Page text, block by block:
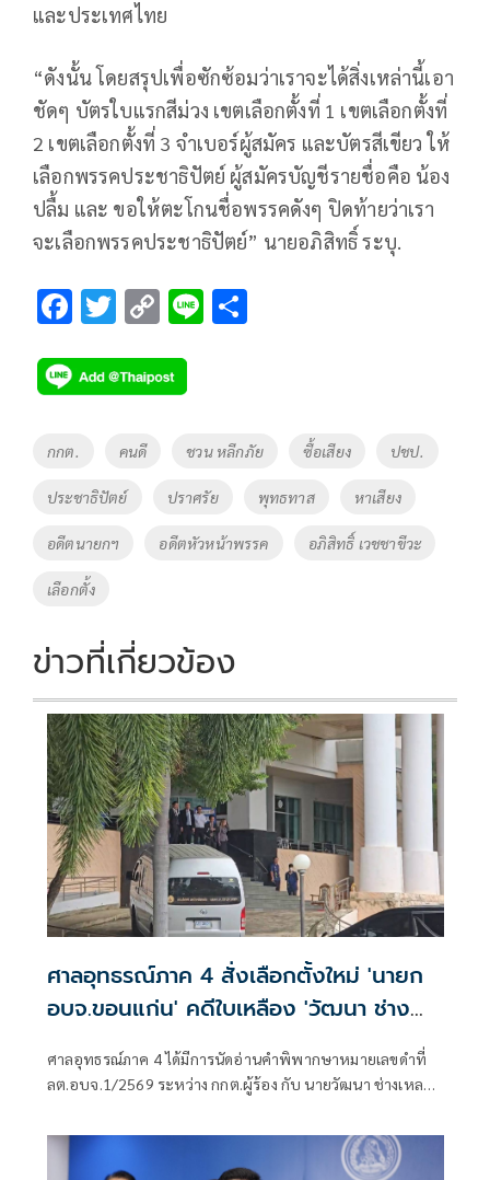
และประเทศไทย
“ดังนั้น โดยสรุปเพื่อซักซ้อมว่าเราจะได้สิ่งเหล่านี้เอา
ชัดๆ บัตรใบแรกสีม่วง เขตเลือกตั้งที่ 1 เขตเลือกตั้งที่
2 เขตเลือกตั้งที่ 3 จำเบอร์ผู้สมัคร และบัตรสีเขียว ให้
เลือกพรรคประชาธิปัตย์ ผู้สมัครบัญชีรายชื่อคือ น้อง
ปลื้ม และ ขอให้ตะโกนชื่อพรรคดังๆ ปิดท้ายว่าเรา
จะเลือกพรรคประชาธิปัตย์” นายอภิสิทธิ์ ระบุ.
F
e
b
o
o
k
T
tt
er
C
p
y
Li
n
k
Li
Tags
กกต. คนดี ชวน หลีกภัย ซื้อเสียง ปชป.
ประชาธิปัตย์ ปราศรัย พุทธทาส หาเสียง
อดีตนายกฯ อดีตหัวหน้าพรรค อภิสิทธิ์ เวชชาขีวะ
เลือกตั้ง
ข่าวที่เกี่ยวข้อง
ศาลอุทธรณ์ภาค 4 สั่งเลือกตั้งใหม่ 'นายก
อบจ.ขอนแก่น' คดีใบเหลือง 'วัฒนา ช่าง
ศาลอุทธรณ์ภาค 4 ได้มีการนัดอ่านคำพิพากษาหมายเลขดำที่
ลต.อบจ.1/2569 ระหว่าง กกต.ผู้ร้อง กับ นายวัฒนา ช่างเหลา
บริหารท้องถิ่น (ขอให้มีการเลือกตั้ง นายก อบจ.ใหม่)